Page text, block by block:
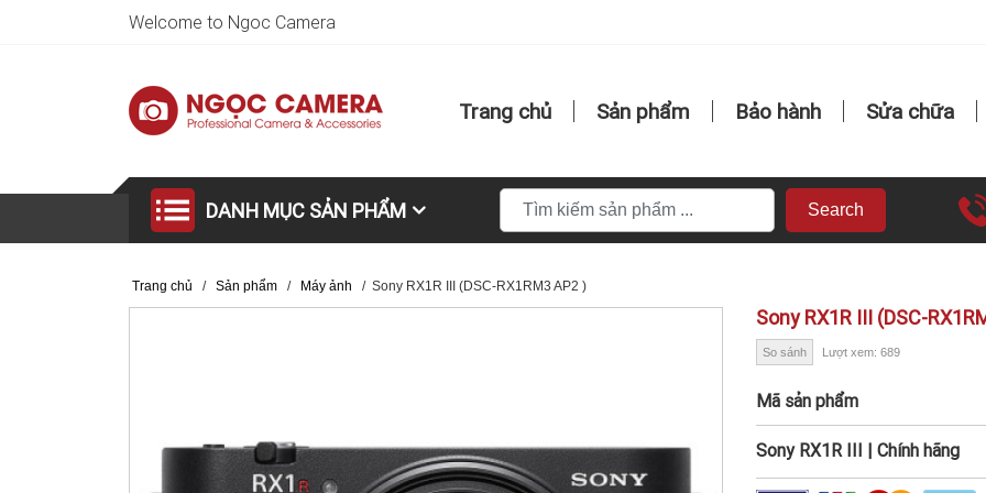
Welcome to Ngoc Camera
Trang chủ Sản phẩm Bảo hành Sửa chữa
DANH MỤC SẢN PHẨM Search
Trang chủ / Sản phẩm / Máy ảnh / Sony RX1R III (DSC-RX1RM3 AP2 )
Sony RX1R III (DSC-
So sánh Lượt xem: 689
Mã sản phẩm
Sony RX1R III | Chính hãng